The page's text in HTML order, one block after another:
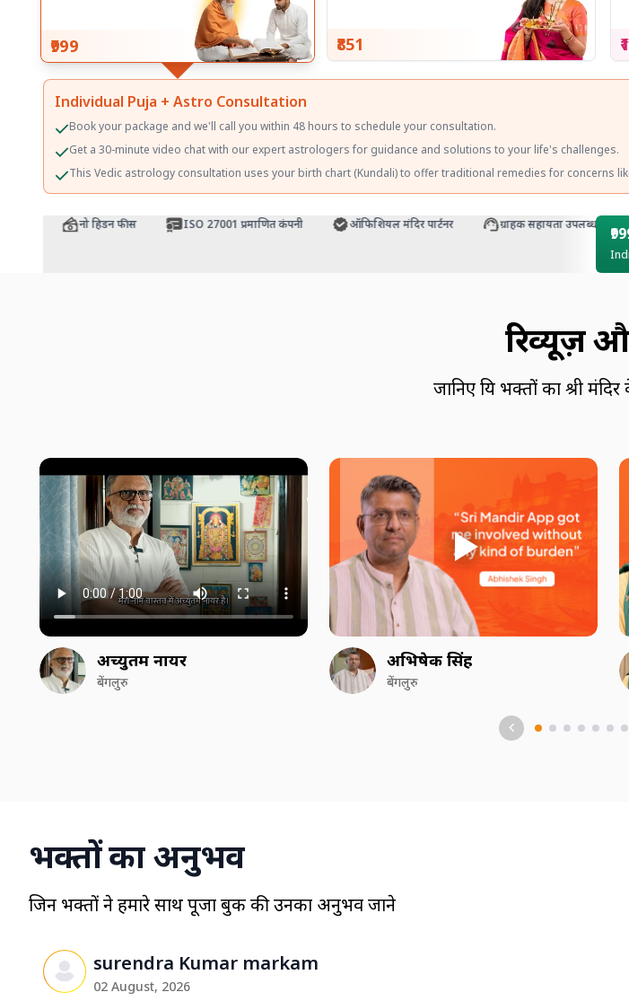
₹999 ₹851
Individual Puja + Astro Consultation
Book your package and we'll call you within 48 hours to schedule your consultation.
Get a 30-minute video chat with our expert astrologers for guidance and solutions to your life's challenges.
This Vedic astrology consultation uses your birth chart (Kundali) to offer traditional remedies for concerns
नो हिडन फीस ISO 27001 प्रमाणित कंपनी ऑफिशियल मंदिर पार्टनर ग्राहक सहायता उपलब्ध
रिव्यूज़
जानिए प्रिय भक्तों का श्री
अच्युतम नायर
बेंगलुरु
अभिषेक सिंह
बेंगलुरु
भक्तों का अनुभव
जिन भक्तों ने हमारे साथ पूजा बुक की उनका अनुभव जाने
surendra Kumar markam
02 August, 2026